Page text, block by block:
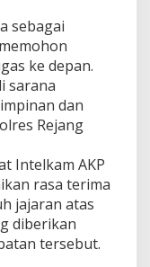
sebagai
ke depan.
sarana
dan
Rejang
Intelkam AKP
rasa terima
jajaran atas
diberikan
tersebut.